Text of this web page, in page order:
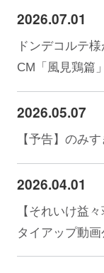
2026.07.01
ドンデコルテ
CM「風見鶏篇
2026.05.07
【予告】のみ
2026.04.01
【それいけ益
タイアップ動画